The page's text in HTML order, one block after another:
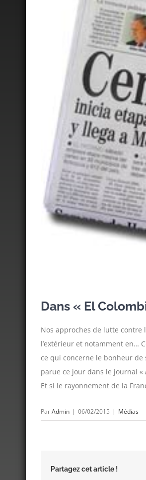
Dans « El
Nos approches de lutte
l’extérieur et notamment en…
ce qui concerne le bonheur de
parue ce jour dans le journal «
Et si le rayonnement de la
ParAdmin | 06/02/2015 | Médias
Partagez cet article !